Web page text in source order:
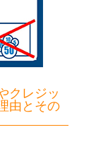
クレジッ
由とその